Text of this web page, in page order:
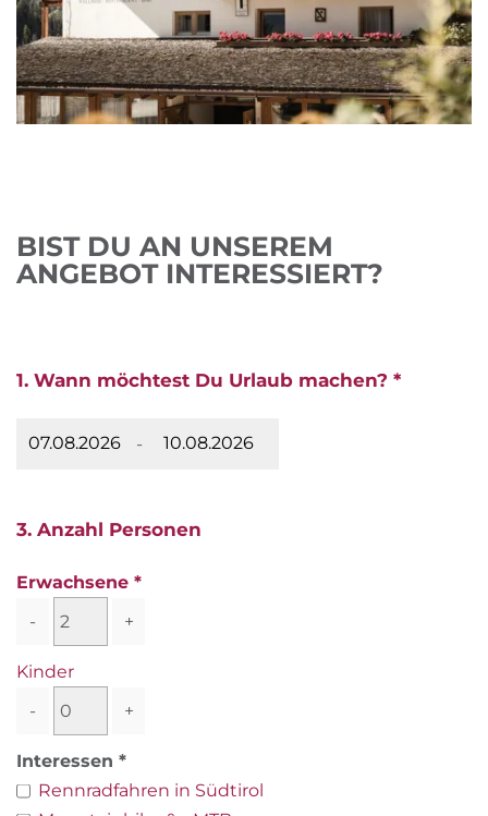
BIST DU AN UNSEREM
ANGEBOT INTERESSIERT?
1. Wann möchtest Du Urlaub machen? *
-
3. Anzahl Personen
Erwachsene
-
+
Kinder
-
+
Interessen
Rennradfahren in Südtirol